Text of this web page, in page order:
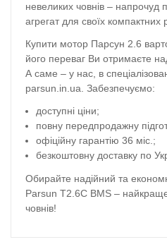
невеликих човнів – напрочуд
агрегат для своїх компактних
Купити мотор Парсун 2.6
його переваг Ви отримаєте
А саме – у нас, в
parsun.in.ua. Забезпечуємо:
доступні ціни;
повну передпродажну
офіційну гарантію 36 міс.;
безкоштовну доставку по
Обирайте надійний та
Parsun T2.6С BMS –
човнів!